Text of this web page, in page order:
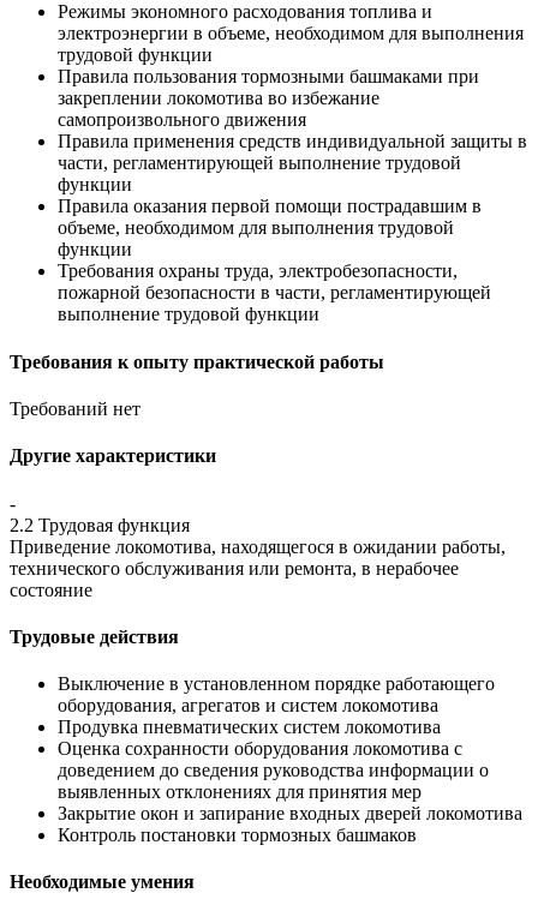
Режимы экономного расходования топлива и
электроэнергии в объеме, необходимом для выполнения
трудовой функции
Правила пользования тормозными башмаками при
закреплении локомотива во избежание
самопроизвольного движения
Правила применения средств индивидуальной защиты в
части, регламентирующей выполнение трудовой
функции
Правила оказания первой помощи пострадавшим в
объеме, необходимом для выполнения трудовой
функции
Требования охраны труда, электробезопасности,
пожарной безопасности в части, регламентирующей
выполнение трудовой функции
Требования к опыту практической работы
Требований нет
Другие характеристики
-
2.2 Трудовая функция
Приведение локомотива, находящегося в ожидании работы,
технического обслуживания или ремонта, в нерабочее
состояние
Трудовые действия
Выключение в установленном порядке работающего
оборудования, агрегатов и систем локомотива
Продувка пневматических систем локомотива
Оценка сохранности оборудования локомотива с
доведением до сведения руководства информации о
выявленных отклонениях для принятия мер
Закрытие окон и запирание входных дверей локомотива
Контроль постановки тормозных башмаков
Необходимые умения